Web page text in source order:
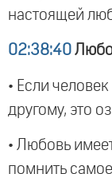
настоящей
02:38:40
• Если
другому, это
• Любовь
помнить